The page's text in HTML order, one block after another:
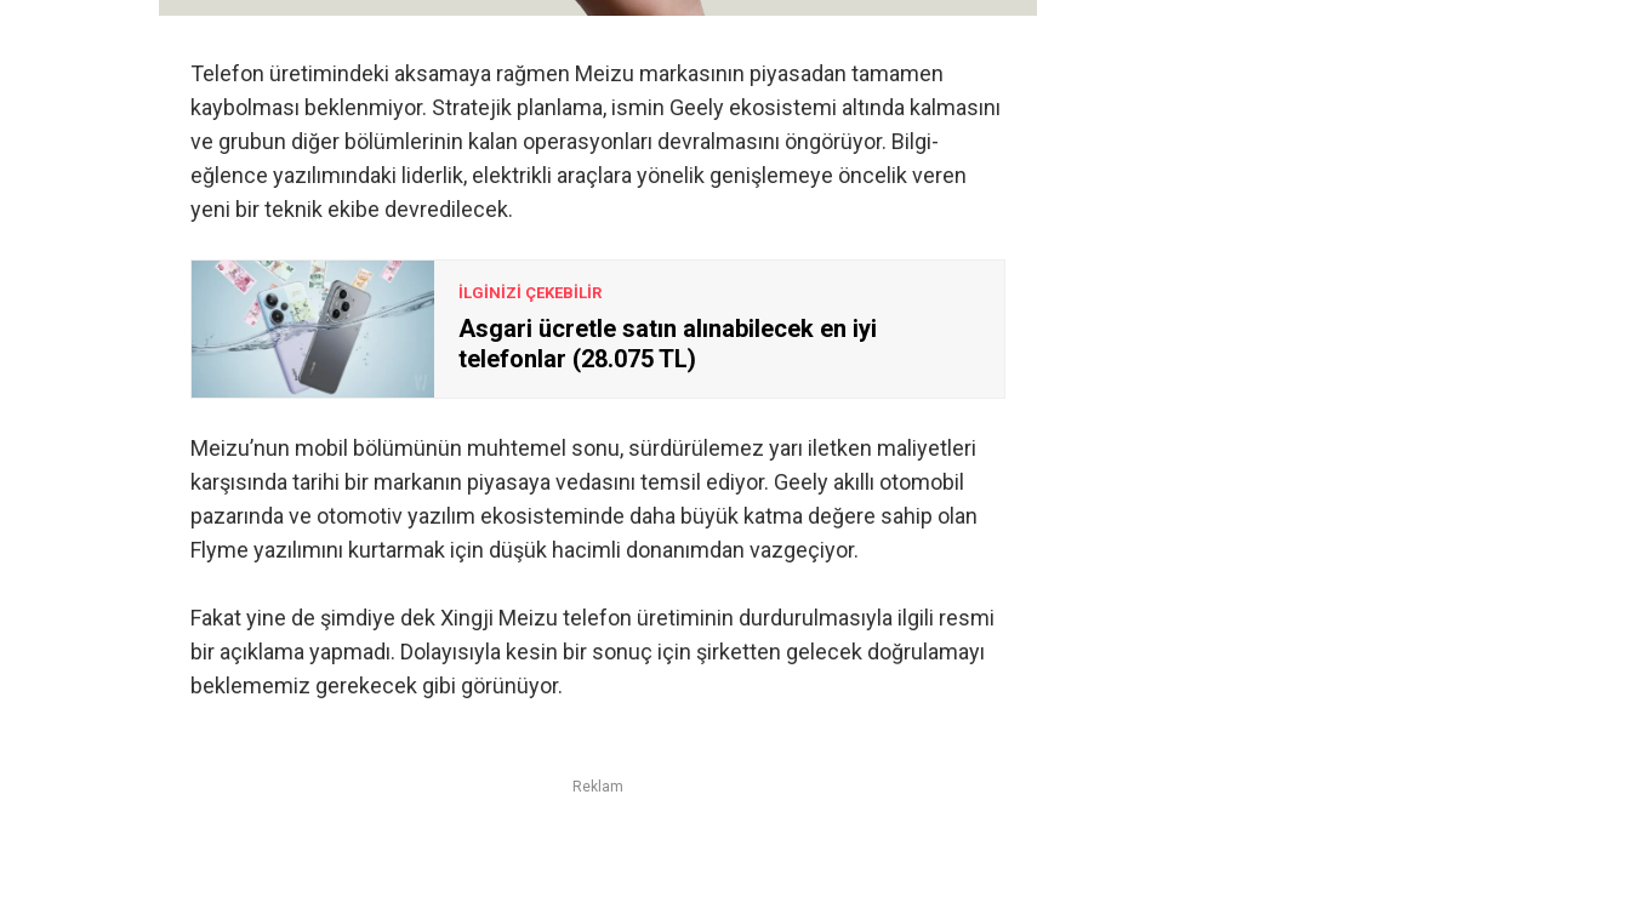
Telefon üretimindeki aksamaya rağmen Meizu markasının piyasadan tamamen
kaybolması beklenmiyor. Stratejik planlama, ismin Geely ekosistemi altında kalmasını
ve grubun diğer bölümlerinin kalan operasyonları devralmasını öngörüyor. Bilgi-
eğlence yazılımındaki liderlik, elektrikli araçlara yönelik genişlemeye öncelik veren
yeni bir teknik ekibe devredilecek.
İLGİNİZİ ÇEKEBİLİR
Asgari ücretle satın alınabilecek en iyi
telefonlar (28.075 TL)
Meizu’nun mobil bölümünün muhtemel sonu, sürdürülemez yarı iletken maliyetleri
karşısında tarihi bir markanın piyasaya vedasını temsil ediyor. Geely akıllı otomobil
pazarında ve otomotiv yazılım ekosisteminde daha büyük katma değere sahip olan
Flyme yazılımını kurtarmak için düşük hacimli donanımdan vazgeçiyor.
Fakat yine de şimdiye dek Xingji Meizu telefon üretiminin durdurulmasıyla ilgili resmi
bir açıklama yapmadı. Dolayısıyla kesin bir sonuç için şirketten gelecek doğrulamayı
beklememiz gerekecek gibi görünüyor.
Reklam